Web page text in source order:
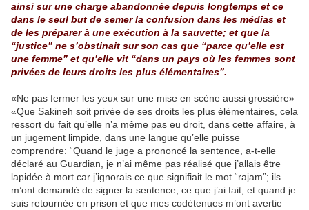
ainsi sur une charge abandonnée depuis longtemps et ce
dans le seul but de semer la confusion dans les médias et
de les préparer à une exécution à la sauvette; et que la
“justice” ne s’obstinait sur son cas que “parce qu’elle est
une femme” et qu’elle vit “dans un pays où les femmes sont
privées de leurs droits les plus élémentaires”.
«Ne pas fermer les yeux sur une mise en scène aussi grossière»
«Que Sakineh soit privée de ses droits les plus élémentaires, cela
ressort du fait qu’elle n’a même pas eu droit, dans cette affaire, à
un jugement limpide, dans une langue qu’elle puisse
comprendre: “Quand le juge a prononcé la sentence, a-t-elle
déclaré au Guardian, je n’ai même pas réalisé que j’allais être
lapidée à mort car j’ignorais ce que signifiait le mot “rajam”; ils
m’ont demandé de signer la sentence, ce que j’ai fait, et quand je
suis retournée en prison et que mes codétenues m’ont avertie